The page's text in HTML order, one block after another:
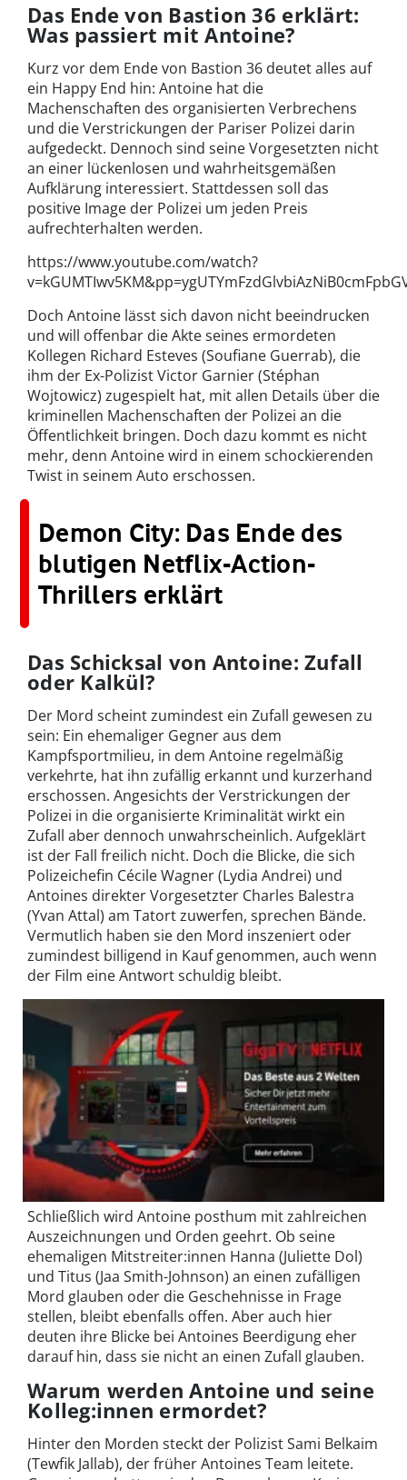
Das Ende von Bastion 36 erklärt:
Was passiert mit Antoine?
Kurz vor dem Ende von Bastion 36 deutet alles auf
ein Happy End hin: Antoine hat die
Machenschaften des organisierten Verbrechens
und die Verstrickungen der Pariser Polizei darin
aufgedeckt. Dennoch sind seine Vorgesetzten nicht
an einer lückenlosen und wahrheitsgemäßen
Aufklärung interessiert. Stattdessen soll das
positive Image der Polizei um jeden Preis
aufrechterhalten werden.
https://www.youtube.com/watch?
Doch Antoine lässt sich davon nicht beeindrucken
und will offenbar die Akte seines ermordeten
Kollegen Richard Esteves (Soufiane Guerrab), die
ihm der Ex-Polizist Victor Garnier (Stéphan
Wojtowicz) zugespielt hat, mit allen Details über die
kriminellen Machenschaften der Polizei an die
Öffentlichkeit bringen. Doch dazu kommt es nicht
mehr, denn Antoine wird in einem schockierenden
Twist in seinem Auto erschossen.
Demon City: Das Ende des
blutigen Netflix-Action-
Thrillers erklärt
Das Schicksal von Antoine: Zufall
oder Kalkül?
Der Mord scheint zumindest ein Zufall gewesen zu
sein: Ein ehemaliger Gegner aus dem
Kampfsportmilieu, in dem Antoine regelmäßig
verkehrte, hat ihn zufällig erkannt und kurzerhand
erschossen. Angesichts der Verstrickungen der
Polizei in die organisierte Kriminalität wirkt ein
Zufall aber dennoch unwahrscheinlich. Aufgeklärt
ist der Fall freilich nicht. Doch die Blicke, die sich
Polizeichefin Cécile Wagner (Lydia Andrei) und
Antoines direkter Vorgesetzter Charles Balestra
(Yvan Attal) am Tatort zuwerfen, sprechen Bände.
Vermutlich haben sie den Mord inszeniert oder
zumindest billigend in Kauf genommen, auch wenn
der Film eine Antwort schuldig bleibt.
Schließlich wird Antoine posthum mit zahlreichen
Auszeichnungen und Orden geehrt. Ob seine
ehemaligen Mitstreiter:innen Hanna (Juliette Dol)
und Titus (Jaa Smith-Johnson) an einen zufälligen
Mord glauben oder die Geschehnisse in Frage
stellen, bleibt ebenfalls offen. Aber auch hier
deuten ihre Blicke bei Antoines Beerdigung eher
darauf hin, dass sie nicht an einen Zufall glauben.
Warum werden Antoine und seine
Kolleg:innen ermordet?
Hinter den Morden steckt der Polizist Sami Belkaim
(Tewfik Jallab), der früher Antoines Team leitete.